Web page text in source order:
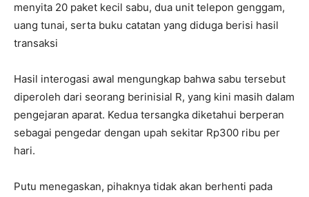
menyita 20 paket kecil sabu, dua unit telepon genggam,
uang tunai, serta buku catatan yang diduga berisi hasil
transaksi
Hasil interogasi awal mengungkap bahwa sabu tersebut
diperoleh dari seorang berinisial R, yang kini masih dalam
pengejaran aparat. Kedua tersangka diketahui berperan
sebagai pengedar dengan upah sekitar Rp300 ribu per
hari.
Putu menegaskan, pihaknya tidak akan berhenti pada